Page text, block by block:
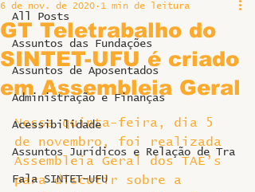
All Posts
Assuntos das Fundações
Assuntos de Aposentados
Administração e Finanças
Acessibilidade
Assuntos Jurídicos e Relação de Tra
Fala SINTET-UFU
GT Teletrabalho do
SINTET-UFU é criado
em Assembleia Geral
6 de nov. de 2020 1 min de leitura
Nessa quinta-feira, dia 5
de novembro, foi realizada
Assembleia Geral dos TAE’s
para discutir sobre a